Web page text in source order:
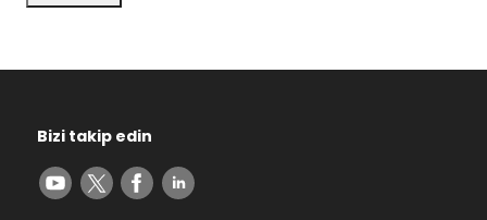
Bizi takip edin